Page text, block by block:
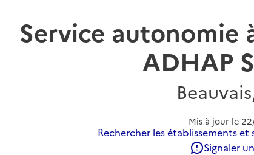
Service autonomie
ADHAP
Mis à jour le
Rechercher les établissements et
Signaler